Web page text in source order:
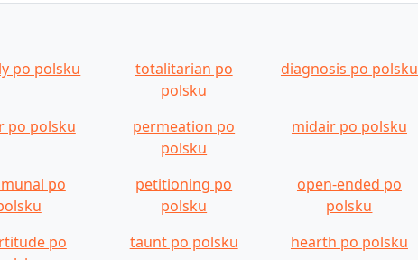
po polsku
totalitarian po
polsku
diagnosis po polsku
po polsku
permeation po
polsku
midair po polsku
po
petitioning po
polsku
open-ended po
polsku
po
taunt po polsku hearth po polsku